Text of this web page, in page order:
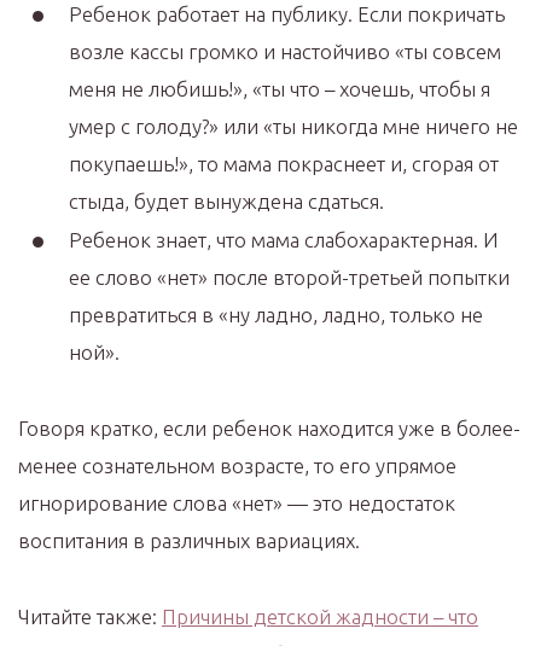
Ребенок работает на публику. Если покричать
возле кассы громко и настойчиво «ты совсем
меня не любишь!», «ты что – хочешь, чтобы я
умер с голоду?» или «ты никогда мне ничего не
покупаешь!», то мама покраснеет и, сгорая от
стыда, будет вынуждена сдаться.
Ребенок знает, что мама слабохарактерная. И
ее слово «нет» после второй-третьей попытки
превратиться в «ну ладно, ладно, только не
ной».
Говоря кратко, если ребенок находится уже в более-
менее сознательном возрасте, то его упрямое
игнорирование слова «нет» — это недостаток
воспитания в различных вариациях.
Читайте также: Причины детской жадности – что